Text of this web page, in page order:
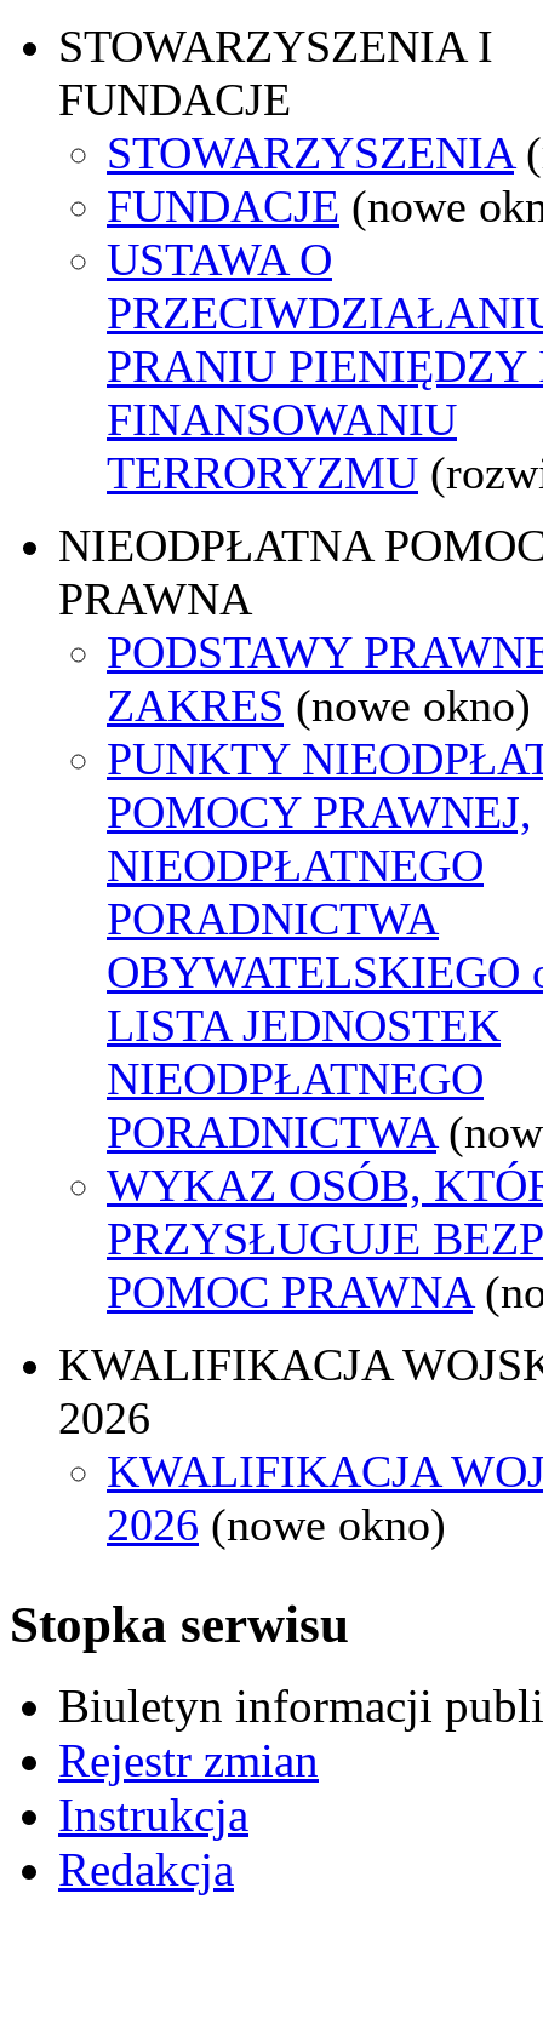
STOWARZYSZENIA I
FUNDACJE
STOWARZYSZENIA
FUNDACJE (nowe
USTAWA O
PRANIU PIENIĘDZY
FINANSOWANIU
TERRORYZMU
NIEODPŁATNA
PRAWNA
PODSTAWY
ZAKRES (nowe okno)
PUNKTY
POMOCY PRAWNEJ,
NIEODPŁATNEGO
PORADNICTWA
OBYWATELSKIEGO
LISTA JEDNOSTEK
NIEODPŁATNEGO
PORADNICTWA
WYKAZ OSÓB,
PRZYSŁUGUJE
POMOC PRAWNA
KWALIFIKACJA
2026
KWALIFIKACJA
2026 (nowe okno)
Stopka serwisu
Biuletyn informacji
Rejestr zmian
Instrukcja
Redakcja